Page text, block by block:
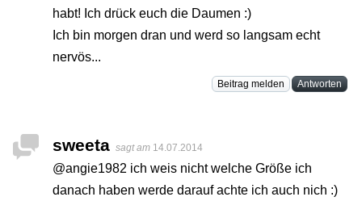
habt! Ich drück euch die Daumen :)
Ich bin morgen dran und werd so langsam echt
nervös...
Beitrag melden Antworten
sweeta sagt am 14.07.2014
@angie1982 ich weis nicht welche Größe ich
danach haben werde darauf achte ich auch nich :)